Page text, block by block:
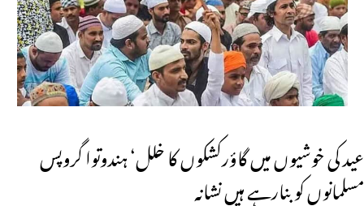
عید کی خوشیوں میں گاؤرکشکوں کا خلل‘ ہندوتوا گروپس
مسلمانوں کو بنارہے ہیں نشانہ